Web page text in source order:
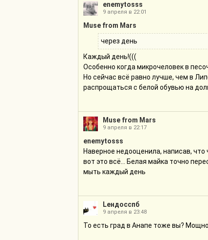
enemytosss
9 апреля в 22:01
Muse from Mars
через день
Каждый день!(((
Особенно когда микрочеловек в
Но сейчас всё равно лучше, чем в
распрощаться с белой обувью на
Muse from Mars
9 апреля в 22:17
enemytosss
Наверное недооценила, написав,
вот это всё... Белая майка точно
мыть каждый день
Lендосспб
9 апреля в 23:48
То есть град в Анапе тоже вы? Мощно